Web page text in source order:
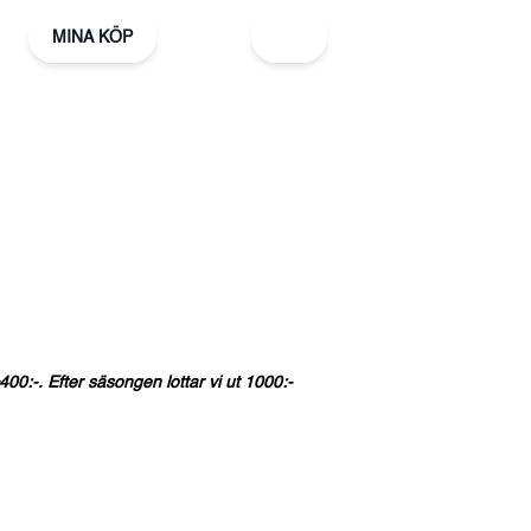
MINA KÖP
. Efter säsongen lottar vi ut 1000:-